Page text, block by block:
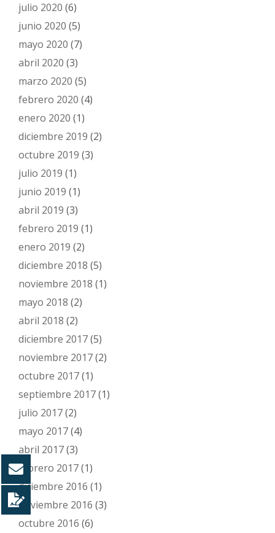
julio 2020 (6)
junio 2020 (5)
mayo 2020 (7)
abril 2020 (3)
marzo 2020 (5)
febrero 2020 (4)
enero 2020 (1)
diciembre 2019 (2)
octubre 2019 (3)
julio 2019 (1)
junio 2019 (1)
abril 2019 (3)
febrero 2019 (1)
enero 2019 (2)
diciembre 2018 (5)
noviembre 2018 (1)
mayo 2018 (2)
abril 2018 (2)
diciembre 2017(5)
noviembre 2017(2)
octubre 2017(1)
septiembre 2017(1)
julio 2017(2)
mayo 2017(4)
abril 2017(3)
febrero 2017(1)
diciembre 2016 (1)
noviembre 2016 (3)
octubre 2016 (6)